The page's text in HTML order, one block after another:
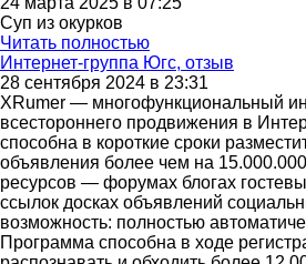
Суп из окурков
Читать полностью
Интернет-группа Югс, отзыв
28 сентября 2024 в 23:31
XRumer — многофункциональный
всестороннего продвижения в
способна в короткие сроки
объявления более чем на
ресурсов — форумах блогах
ссылок досках объявлений
возможность: полностью
Программа способна в ходе